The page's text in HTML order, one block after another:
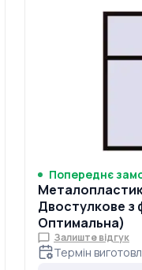
Попереднє
Двостулкове з
Оптимальна)
Залиште відгук
Термін